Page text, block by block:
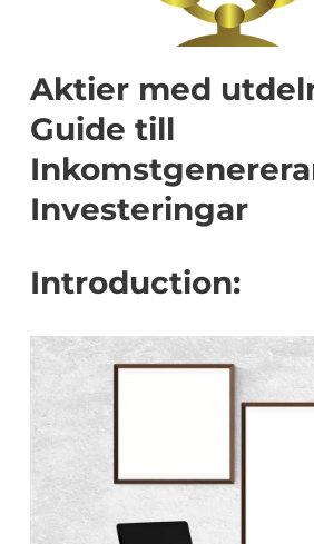
Aktier med
Guide till
Investeringar
Introduction: